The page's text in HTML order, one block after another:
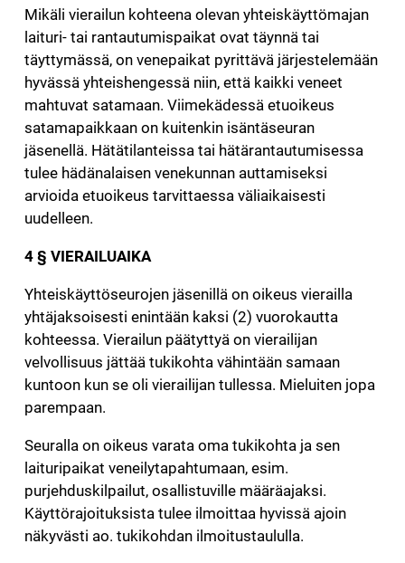
Mikäli vierailun kohteena olevan yhteiskäyttömajan
laituri- tai rantautumispaikat ovat täynnä tai
täyttymässä, on venepaikat pyrittävä järjestelemään
hyvässä yhteishengessä niin, että kaikki veneet
mahtuvat satamaan. Viimekädessä etuoikeus
satamapaikkaan on kuitenkin isäntäseuran
jäsenellä. Hätätilanteissa tai hätärantautumisessa
tulee hädänalaisen venekunnan auttamiseksi
arvioida etuoikeus tarvittaessa väliaikaisesti
uudelleen.
4 § VIERAILUAIKA
Yhteiskäyttöseurojen jäsenillä on oikeus vierailla
yhtäjaksoisesti enintään kaksi (2) vuorokautta
kohteessa. Vierailun päätyttyä on vierailijan
velvollisuus jättää tukikohta vähintään samaan
kuntoon kun se oli vierailijan tullessa. Mieluiten jopa
parempaan.
Seuralla on oikeus varata oma tukikohta ja sen
laituripaikat veneilytapahtumaan, esim.
purjehduskilpailut, osallistuville määräajaksi.
Käyttörajoituksista tulee ilmoittaa hyvissä ajoin
näkyvästi ao. tukikohdan ilmoitustaululla.